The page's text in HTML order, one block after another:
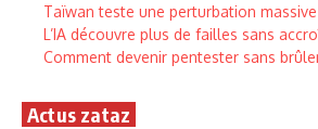
Taïwan teste une perturbation
L’IA découvre plus de failles sans
Comment devenir pentester sans
Actus zataz